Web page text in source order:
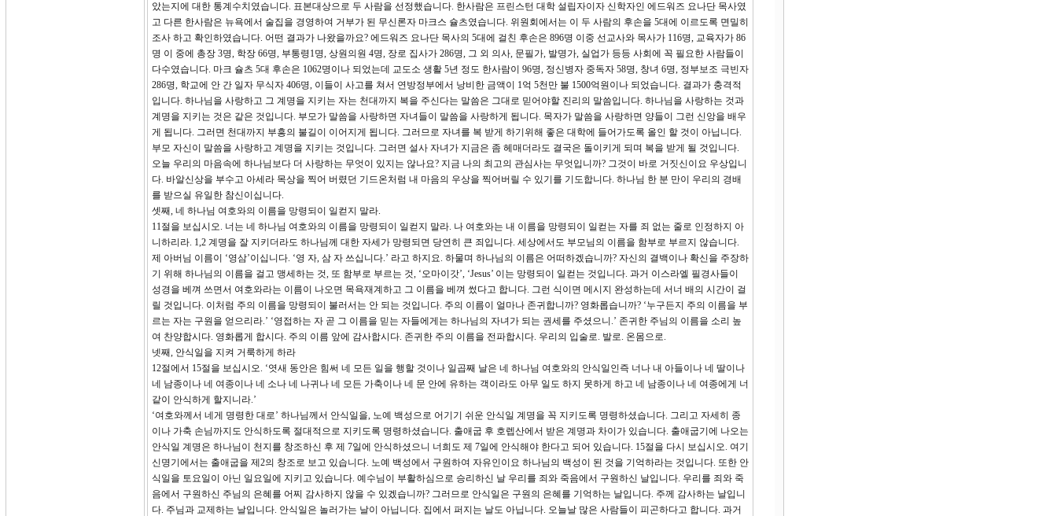
았는지에 대한 통계수치였습니다. 표본대상으로 두 사람을 선정했습니다. 한사람은 프린스턴 대학 설립자이자 신학자인 에드워즈 요나단 목사였
고 다른 한사람은 뉴욕에서 술집을 경영하여 거부가 된 무신론자 마크스 슐츠였습니다. 위원회에서는 이 두 사람의 후손을 5대에 이르도록 면밀히
조사 하고 확인하였습니다. 어떤 결과가 나왔을까요? 에드워즈 요나단 목사의 5대에 걸친 후손은 896명 이중 선교사와 목사가 116명, 교육자가 86
명 이 중에 총장 3명, 학장 66명, 부통령1명, 상원의원 4명, 장로 집사가 286명, 그 외 의사, 문필가, 발명가, 실업가 등등 사회에 꼭 필요한 사람들이
다수였습니다. 마크 슐츠 5대 후손은 1062명이나 되었는데 교도소 생활 5년 정도 한사람이 96명, 정신병자 중독자 58명, 창녀 6명, 정부보조 극빈자
286명, 학교에 안 간 일자 무식자 406명, 이들이 사고를 쳐서 연방정부에서 낭비한 금액이 1억 5천만 불 1500억원이나 되었습니다. 결과가 충격적
입니다. 하나님을 사랑하고 그 계명을 지키는 자는 천대까지 복을 주신다는 말씀은 그대로 믿어야할 진리의 말씀입니다. 하나님을 사랑하는 것과
계명을 지키는 것은 같은 것입니다. 부모가 말씀을 사랑하면 자녀들이 말씀을 사랑하게 됩니다. 목자가 말씀을 사랑하면 양들이 그런 신앙을 배우
게 됩니다. 그러면 천대까지 부흥의 불길이 이어지게 됩니다. 그러므로 자녀를 복 받게 하기위해 좋은 대학에 들어가도록 올인 할 것이 아닙니다.
부모 자신이 말씀을 사랑하고 계명을 지키는 것입니다. 그러면 설사 자녀가 지금은 좀 헤매더라도 결국은 돌이키게 되며 복을 받게 될 것입니다.
오늘 우리의 마음속에 하나님보다 더 사랑하는 무엇이 있지는 않나요? 지금 나의 최고의 관심사는 무엇입니까? 그것이 바로 거짓신이요 우상입니
다. 바알신상을 부수고 아세라 목상을 찍어 버렸던 기드온처럼 내 마음의 우상을 찍어버릴 수 있기를 기도합니다. 하나님 한 분 만이 우리의 경배
를 받으실 유일한 참신이십니다.
셋째, 네 하나님 여호와의 이름을 망령되이 일컫지 말라.
11절을 보십시오. 너는 네 하나님 여호와의 이름을 망령되이 일컫지 말라. 나 여호와는 내 이름을 망령되이 일컫는 자를 죄 없는 줄로 인정하지 아
니하리라. 1,2 계명을 잘 지키더라도 하나님께 대한 자세가 망령되면 당연히 큰 죄입니다. 세상에서도 부모님의 이름을 함부로 부르지 않습니다.
제 아버님 이름이 ‘영삼’이십니다. ‘영 자, 삼 자 쓰십니다.’ 라고 하지요. 하물며 하나님의 이름은 어떠하겠습니까? 자신의 결백이나 확신을 주장하
기 위해 하나님의 이름을 걸고 맹세하는 것, 또 함부로 부르는 것, ‘오마이갓’, ‘Jesus’ 이는 망령되이 일컫는 것입니다. 과거 이스라엘 필경사들이
성경을 베껴 쓰면서 여호와라는 이름이 나오면 목욕재계하고 그 이름을 베껴 썼다고 합니다. 그런 식이면 메시지 완성하는데 서너 배의 시간이 걸
릴 것입니다. 이처럼 주의 이름을 망령되이 불러서는 안 되는 것입니다. 주의 이름이 얼마나 존귀합니까? 영화롭습니까? ‘누구든지 주의 이름을 부
르는 자는 구원을 얻으리라.’ ‘영접하는 자 곧 그 이름을 믿는 자들에게는 하나님의 자녀가 되는 권세를 주셨으니.’ 존귀한 주님의 이름을 소리 높
여 찬양합시다. 영화롭게 합시다. 주의 이름 앞에 감사합시다. 존귀한 주의 이름을 전파합시다. 우리의 입술로. 발로. 온몸으로.
넷째, 안식일을 지켜 거룩하게 하라
12절에서 15절을 보십시오. ‘엿새 동안은 힘써 네 모든 일을 행할 것이나 일곱째 날은 네 하나님 여호와의 안식일인즉 너나 내 아들이나 네 딸이나
네 남종이나 네 여종이나 네 소나 네 나귀나 네 모든 가축이나 네 문 안에 유하는 객이라도 아무 일도 하지 못하게 하고 네 남종이나 네 여종에게 너
같이 안식하게 할지니라.’
‘여호와께서 네게 명령한 대로’ 하나님께서 안식일을, 노예 백성으로 어기기 쉬운 안식일 계명을 꼭 지키도록 명령하셨습니다. 그리고 자세히 종
이나 가축 손님까지도 안식하도록 절대적으로 지키도록 명령하셨습니다. 출애굽 후 호렙산에서 받은 계명과 차이가 있습니다. 출애굽기에 나오는
안식일 계명은 하나님이 천지를 창조하신 후 제 7일에 안식하셨으니 너희도 제 7일에 안식해야 한다고 되어 있습니다. 15절을 다시 보십시오. 여기
신명기에서는 출애굽을 제2의 창조로 보고 있습니다. 노예 백성에서 구원하여 자유인이요 하나님의 백성이 된 것을 기억하라는 것입니다. 또한 안
식일을 토요일이 아닌 일요일에 지키고 있습니다. 예수님이 부활하심으로 승리하신 날 우리를 죄와 죽음에서 구원하신 날입니다. 우리를 죄와 죽
음에서 구원하신 주님의 은혜를 어찌 감사하지 않을 수 있겠습니까? 그러므로 안식일은 구원의 은혜를 기억하는 날입니다. 주께 감사하는 날입니
다. 주님과 교제하는 날입니다. 안식일은 놀러가는 날이 아닙니다. 집에서 퍼지는 날도 아닙니다. 오늘날 많은 사람들이 피곤하다고 합니다. 과거